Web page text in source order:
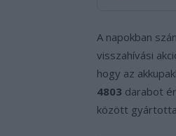
A napokban
visszahívási
hogy az
4803 darabot
között